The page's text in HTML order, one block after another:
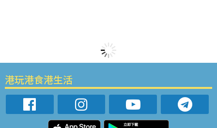
港玩港食港生活